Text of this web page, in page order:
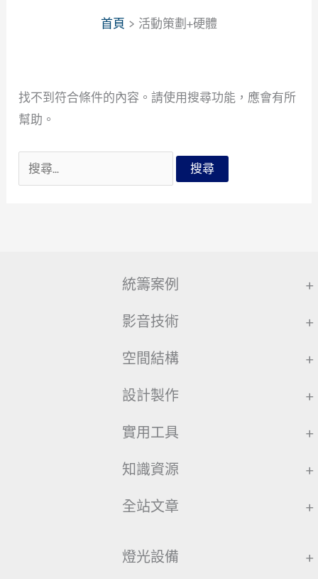
首頁 活動策劃+硬體
找不到符合條件的內容。請使用搜尋功能，應會有所
幫助。
搜
尋
統籌案例 +
影音技術 +
空間結構 +
設計製作 +
實用工具 +
知識資源 +
全站文章 +
燈光設備 +